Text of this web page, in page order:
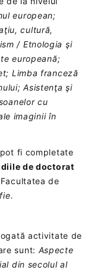
european;
cultură,
/ Etnologia şi
europeană;
Limba franceză
Asistenţa şi
cu
imaginii în
fi completate
de doctorat
de
activitate de
sunt: Aspecte
din secolul al